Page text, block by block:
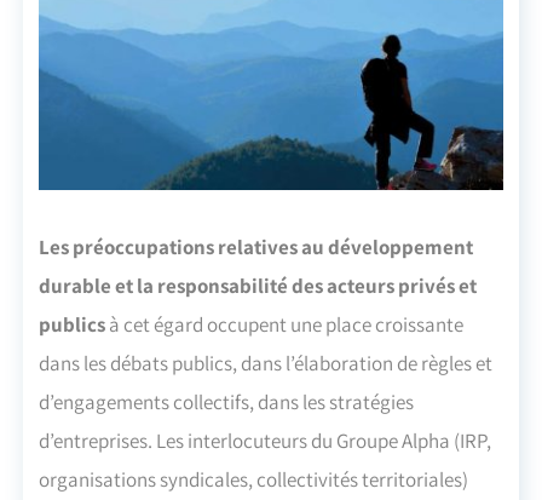
Les préoccupations relatives au développement
durable et la responsabilité des acteurs privés et
publicsà cet égard occupent une place croissante
dans les débats publics, dans l’élaboration de règles et
d’engagements collectifs, dans les stratégies
d’entreprises. Les interlocuteurs du Groupe Alpha (IRP,
organisations syndicales, collectivités territoriales)